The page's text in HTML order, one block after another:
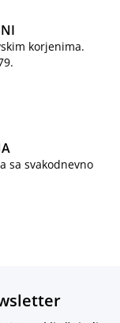
korjenima.
sa svakodnevno